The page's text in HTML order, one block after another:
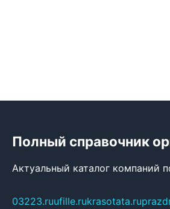
Полный справочник
Актуальный каталог компаний
03223.ruufille.rukrasotata.ru